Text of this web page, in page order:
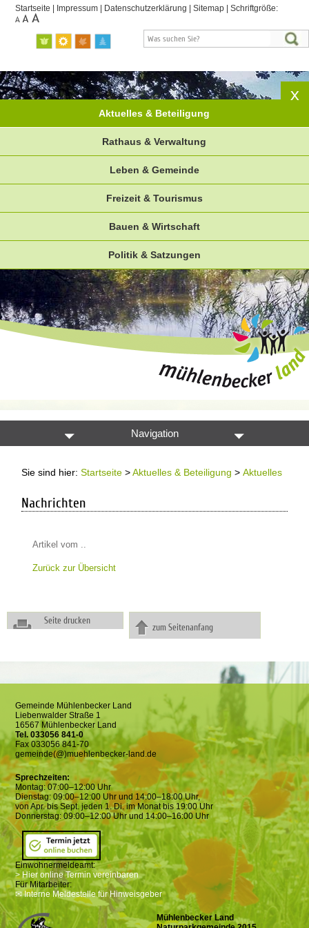
Startseite Impressum Datenschutzerklärung |Sitemap |Schriftgröße:
Aktuelles & Beteiligung
Rathaus & Verwaltung
Leben & Gemeinde
Freizeit & Tourismus
Bauen & Wirtschaft
Politik & Satzungen
Navigation
Sie sind hier:Startseite >Aktuelles & Beteiligung >Aktuelles
Nachrichten
Artikel vom ..
Zurück zur Übersicht
Seite drucken
zum Seitenanfang
Gemeinde Mühlenbecker Land
Liebenwalder Straße 1
16567 Mühlenbecker Land
Tel. 033056 841-0
Fax 033056 841-70
gemeinde(@)muehlenbecker-land.de
Sprechzeiten:
Montag: 07:00–12:00 Uhr
Dienstag: 09:00–12:00 Uhr und 14:00–18:00 Uhr,
von Apr. bis Sept. jeden 1. Di. im Monat bis 19:00 Uhr
Donnerstag: 09:00–12:00 Uhr und 14:00–16:00 Uhr
Einwohnermeldeamt:
> Hier online Termin vereinbaren
Für Mitarbeiter:
✉ Interne Meldestelle für Hinweisgeber
Mühlenbecker Land